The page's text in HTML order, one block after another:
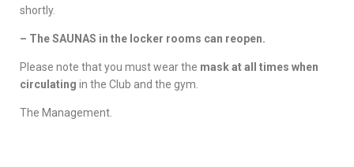
shortly.
– The SAUNAS in the locker rooms can reopen.
Please note that you must wear the mask at all times when
circulating in the Club and the gym.
The Management.